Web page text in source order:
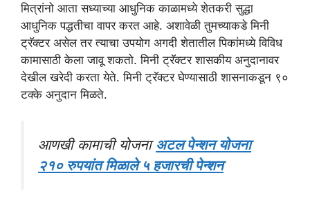
मित्रांनो आता सध्याच्या आधुनिक काळामध्ये शेतकरी सुद्धा
आधुनिक पद्धतीचा वापर करत आहे. अशावेळी तुमच्याकडे मिनी
ट्रॅक्टर असेल तर त्याचा उपयोग अगदी शेतातील पिकांमध्ये विविध
कामासाठी केला जावू शकतो. मिनी ट्रॅक्टर शासकीय अनुदानावर
देखील खरेदी करता येते. मिनी ट्रॅक्टर घेण्यासाठी शासनाकडून ९०
टक्के अनुदान मिळते.
आणखी कामाची योजना अटल पेन्शन योजना
२१० रुपयांत मिळाले ५ हजारची पेन्शन